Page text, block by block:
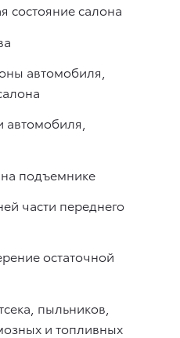
состояние салона
автомобиля,
автомобиля,
подъемнике
части переднего
остаточной
пыльников,
и топливных